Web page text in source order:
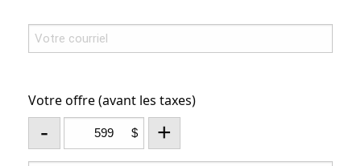
Votre offre (avant les taxes)
- $ +